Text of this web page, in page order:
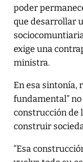
poder
que desarrollar
exige una
ministra.
En esa sintonía,
fundamental”
construcción de
construir
“Esa